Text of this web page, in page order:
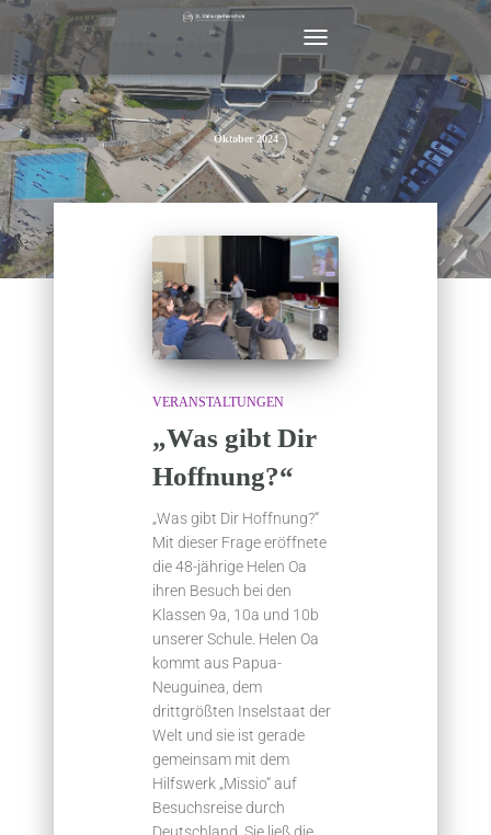
NAVIGATION
UMSCHALTEN
Oktober 2024
VERANSTALTUNGEN
„Was gibt Dir
Hoffnung?“
„Was gibt Dir Hoffnung?“
Mit dieser Frage eröffnete
die 48-jährige Helen Oa
ihren Besuch bei den
Klassen 9a, 10a und 10b
unserer Schule. Helen Oa
kommt aus Papua-
Neuguinea, dem
drittgrößten Inselstaat der
Welt und sie ist gerade
gemeinsam mit dem
Hilfswerk „Missio“ auf
Besuchsreise durch